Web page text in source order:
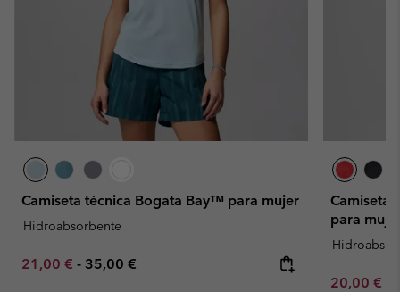
Camiseta técnica Bogata Bay™ para mujer
Hidroabsorbente
Minimum sale price:
21,00 € - Maximum price:
35,00 €
Camiseta
para
Minimum
20,00 €